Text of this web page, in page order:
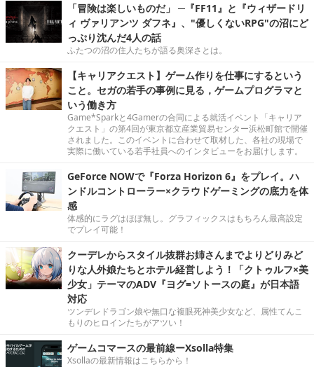
「冒険は楽しいものだ」 ─『FF11』と『ウィザードリ
ィ ヴァリアンツ ダフネ』、"優しくないRPG"の沼にど
っぷり沈んだ4人の話
ふたつの沼の住人たちが語る奥深さとは。
【キャリアクエスト】ゲーム作りを仕事にするという
こと。セガの若手の事例に見る，ゲームプログラマと
いう働き方
Game*Sparkと4Gamerの合同による就活イベント「キャリア
クエスト」の第4回が東京都立産業貿易センター浜松町館で開催
されました。このイベントに合わせて取材した、各社の現場で
実際に働いている若手社員へのインタビューをお届けします。
GeForce NOWで『Forza Horizon 6』をプレイ。ハ
ンドルコントローラー×クラウドゲーミングの底力を体
感
体感的にラグはほぼ無し。グラフィックスはもちろん最高設定
でプレイ可能！
クーデレからスタイル抜群お姉さんまでよりどりみど
りな人外娘たちとホテル経営しよう！「クトゥルフ×美
少女」テーマのADV『ヨグ=ソトースの庭』が日本語
対応
ツンデレドラゴン娘や無口な複眼死神美少女など、属性てんこ
もりのヒロインたちがアツい！
ゲームコマースの最前線ーXsolla特集
Xsollaの最新情報はこちらから！